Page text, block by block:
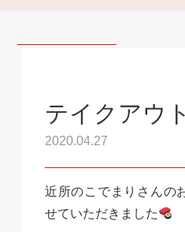
テイクアウト
2020.04.27
近所のこでまりさんの
せていただきました